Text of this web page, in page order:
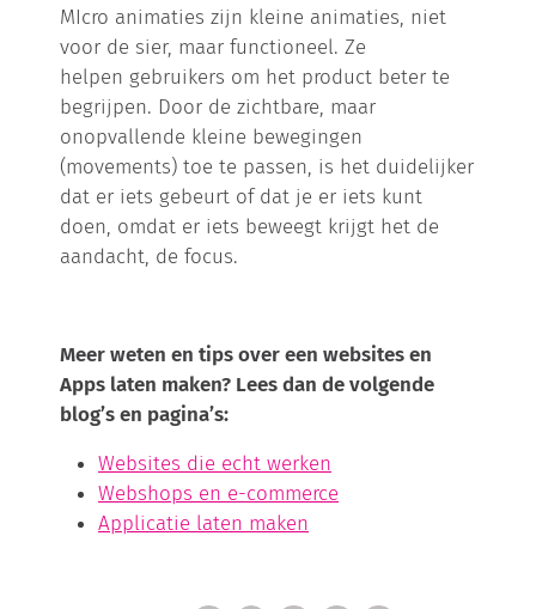
MIcro animaties zijn kleine animaties, niet
voor de sier, maar functioneel. Ze
helpen gebruikers om het product beter te
begrijpen. Door de zichtbare, maar
onopvallende kleine bewegingen
(movements) toe te passen, is het duidelijker
dat er iets gebeurt of dat je er iets kunt
doen, omdat er iets beweegt krijgt het de
aandacht, de focus.
Meer weten en tips over een websites en
Apps laten maken? Lees dan de volgende
blog’s en pagina’s:
Websites die echt werken
Webshops en e-commerce
Applicatie laten maken